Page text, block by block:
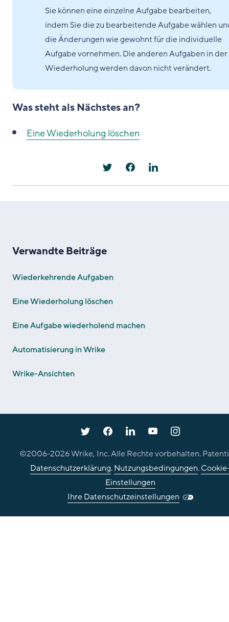
Sie können eine einzelne Aufgabe bearbeiten,
indem Sie die zu bearbeitende Aufgabe wählen
die Änderungen wie gewohnt für die individuelle
Aufgabe vornehmen. Die anderen Aufgaben in der
Wiederholung werden davon nicht verändert.
Was steht als Nächstes an?
Eine Wiederholung löschen
Verwandte Beiträge
Wiederkehrende Aufgaben
Eine Wiederholung löschen
Eine Aufgabe wiederholend machen
Automatisierung in Wrike
Wrike-Ansichten
©2006-2026Wrike, Inc. Alle Rechte vorbehalten.
Datenschutzerklärung.Nutzungsbedingungen.
Einstellungen
Ihre Datenschutzeinstellungen